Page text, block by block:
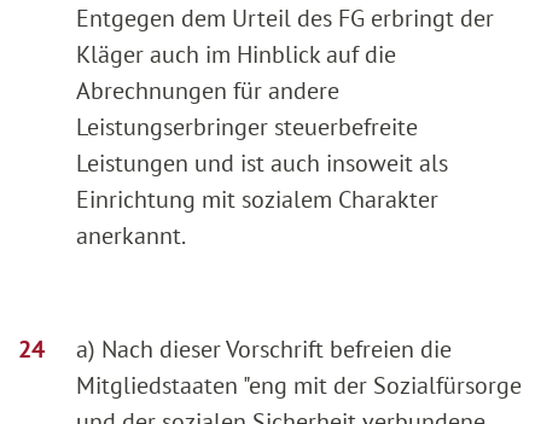
Entgegen dem Urteil des FG erbringt der
Kläger auch im Hinblick auf die
Abrechnungen für andere
Leistungserbringer steuerbefreite
Leistungen und ist auch insoweit als
Einrichtung mit sozialem Charakter
anerkannt.
a) Nach dieser Vorschrift befreien die
Mitgliedstaaten "eng mit der Sozialfürsorge